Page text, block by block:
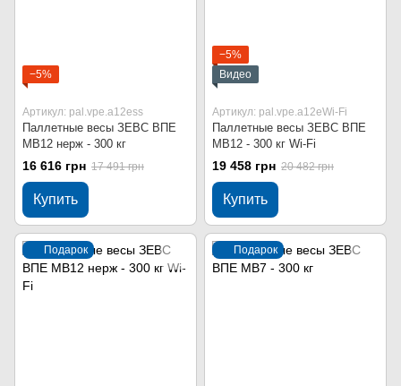
−5%
Артикул: pal.vpe.a12ess
Паллетные весы ЗЕВС ВПЕ
МВ12 нерж - 300 кг
16 616 грн 17 491 грн
Купить
−5%
Видео
Артикул: pal.vpe.a12eWi-Fi
Паллетные весы ЗЕВС ВПЕ
МВ12 - 300 кг Wi-Fi
19 458 грн 20 482 грн
Купить
Подарок Подарок